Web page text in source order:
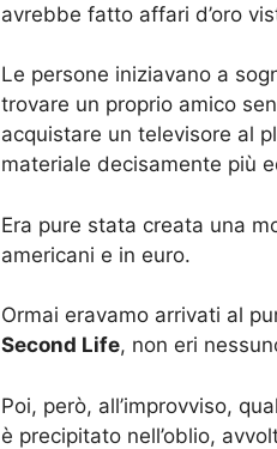
avrebbe fatto affari d’oro
Le persone iniziavano a
trovare un proprio amico
acquistare un televisore al
materiale decisamente più
Era pure stata creata una
americani e in euro.
Ormai eravamo arrivati al
Second Life, non eri
Poi, però, all’improvviso,
è precipitato nell’oblio,